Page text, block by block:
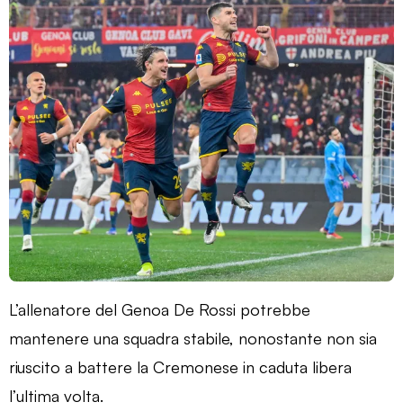
L’allenatore del Genoa De Rossi potrebbe
mantenere una squadra stabile, nonostante non sia
riuscito a battere la Cremonese in caduta libera
l’ultima volta.